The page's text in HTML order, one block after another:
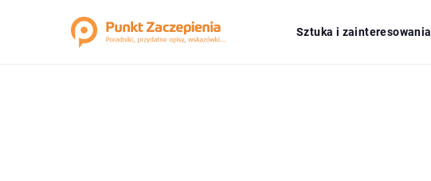
Sztuka i zainteresowania